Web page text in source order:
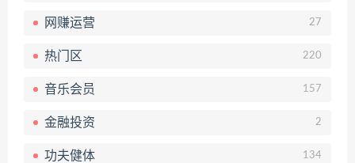
网赚运营 27
热门区 220
音乐会员 157
金融投资 2
功夫健体 134